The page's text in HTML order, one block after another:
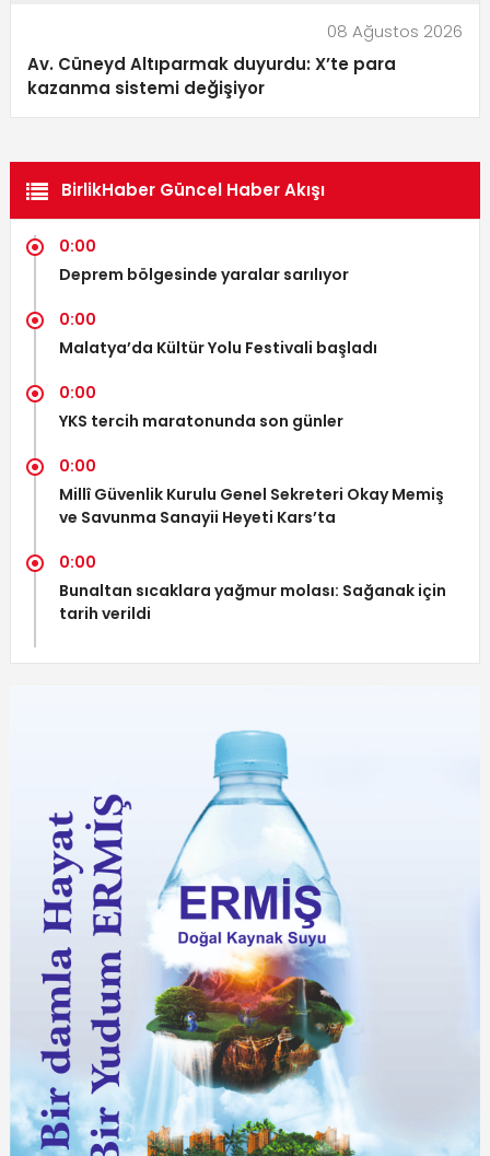
08 Ağustos 2026
Av. Cüneyd Altıparmak duyurdu: X’te para
kazanma sistemi değişiyor
BirlikHaber Güncel Haber Akışı
0:00
Deprem bölgesinde yaralar sarılıyor
0:00
Malatya’da Kültür Yolu Festivali başladı
0:00
YKS tercih maratonunda son günler
0:00
Millî Güvenlik Kurulu Genel Sekreteri Okay Memiş
ve Savunma Sanayii Heyeti Kars’ta
0:00
Bunaltan sıcaklara yağmur molası: Sağanak için
tarih verildi